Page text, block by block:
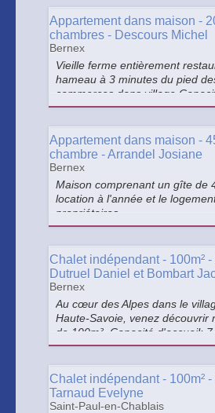
Appartement dans maison -
chambres - Descours Michel
Bernex
Vieille ferme entièrement
hameau à 3 minutes du pied
commerces dans
personnes Vaste espace, tout
>
Appartement dans maison -
chambre - Arrandel Josiane
Bernex
Maison comprenant un gîte de
location à l'année et le
propriétaires.
Chalet indépendant - 100m²
Dutruel Daniel et Bombart
Bernex
Au cœur des Alpes dans le
Haute-Savoie, venez découvrir
de 100m². Capacité d'accueil:
>
Chalet indépendant - 100m²
Tarnaud Evelyne
Saint-Paul-en-Chablais